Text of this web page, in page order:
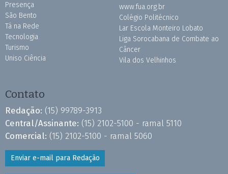
Presença
São Bento
Tá na Rede
Tecnologia
Turismo
Uniso Ciência
www.fua.org.br
Colégio Politécnico
Lar Escola Monteiro Lobato
Liga Sorocabana de Combate ao
Câncer
Vila dos Velhinhos
Contato
Redação: (15) 99789-3913
Central/Assinante: (15) 2102-5100 - ramal 5110
Comercial: (15) 2102-5100 - ramal 5060
Enviar e-mail para Redação